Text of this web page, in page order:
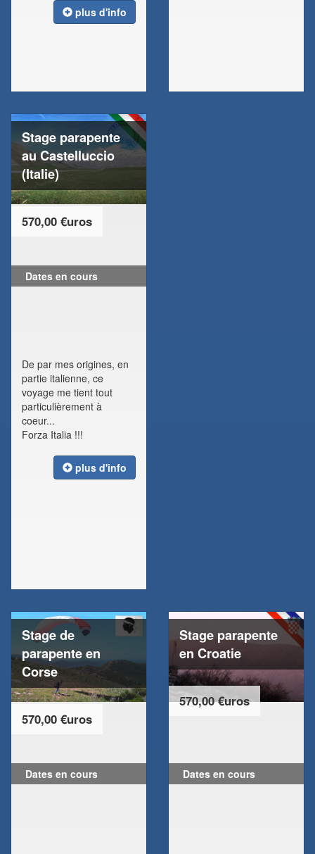
plus d'info
Stage parapente
au Castelluccio
(Italie)
570,00 €uros
Dates en cours
De par mes origines, en
partie italienne, ce
voyage me tient tout
particulièrement à
coeur...
Forza Italia !!!
plus d'info
Stage de
parapente en
Corse
570,00 €uros
Dates en cours
Stage parapente
en Croatie
570,00 €uros
Dates en cours